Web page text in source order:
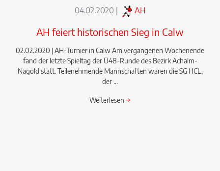
04.02.2020 AH
AH feiert historischen Sieg in Calw
02.02.2020 | AH-Turnier in Calw Am vergangenen Wochenende
fand der letzte Spieltag der Ü48-Runde des Bezirk Achalm-
Nagold statt. Teilenehmende Mannschaften waren die SG HCL,
der ...
Weiterlesen →